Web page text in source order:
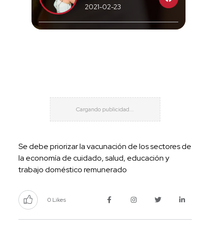
2021-02-23
Se debe priorizar la vacunación de los sectores de
la economía de cuidado, salud, educación y
trabajo doméstico remunerado
0 Likes